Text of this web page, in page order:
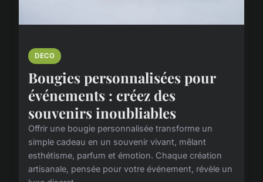
DECO
Bougies personnalisées pour
événements : créez des
souvenirs inoubliables
Offrir une bougie personnalisée transforme un
simple cadeau en un souvenir vivant, mêlant
esthétisme, parfum et émotion. Chaque création
artisanale, pensée pour votre événement, révèle un